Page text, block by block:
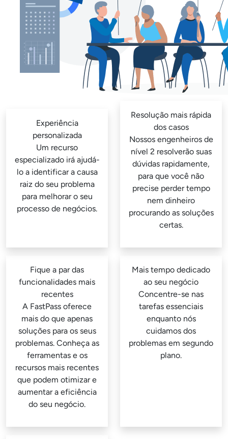
Experiência
personalizada
Um recurso
especializado irá ajudá-
lo a identificar a causa
raiz do seu problema
para melhorar o seu
processo de negócios.
Resolução mais rápida
dos casos
Nossos engenheiros de
nível 2 resolverão suas
dúvidas rapidamente,
para que você não
precise perder tempo
nem dinheiro
procurando as soluções
certas.
Fique a par das
funcionalidades mais
recentes
A FastPass oferece
mais do que apenas
soluções para os seus
problemas. Conheça as
ferramentas e os
recursos mais recentes
que podem otimizar e
aumentar a eficiência
do seu negócio.
Mais tempo dedicado
ao seu negócio
Concentre-se nas
tarefas essenciais
enquanto nós
cuidamos dos
problemas em segundo
plano.